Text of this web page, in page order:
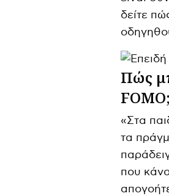
δείτε
Πώς
FOMO;
«Στα
τα
που